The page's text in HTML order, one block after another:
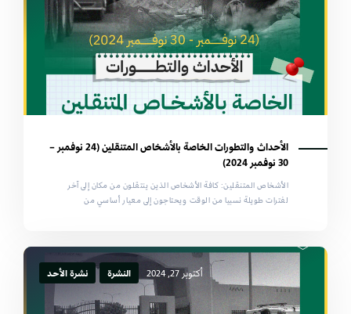
الأحداث والتطورات الخاصة بالأشخاص المتنقلين (24 نوفمبر –
30 نوفمبر 2024)
الأشخاص المتنقلين: كافة الأشخاص الذين ينتقلون من مكان إلى آخر
لفترات طويلة نسبيا من الوقت ويحتاجون إلى معيار أساسي من
أكتوبر 27, 2024 النشرة نشرة الأحد